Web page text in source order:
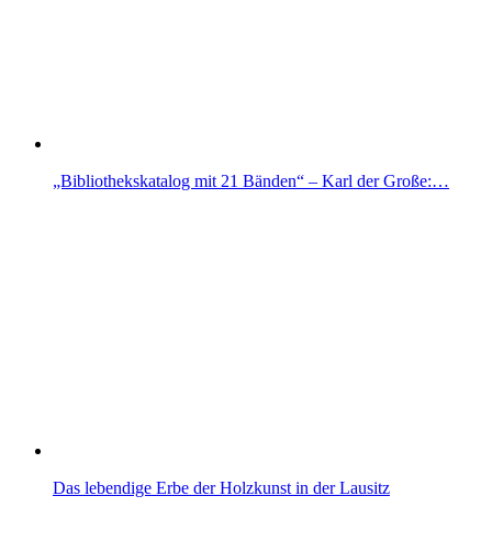
„Bibliothekskatalog mit 21 Bänden“ – Karl der Große:…
Das lebendige Erbe der Holzkunst in der Lausitz